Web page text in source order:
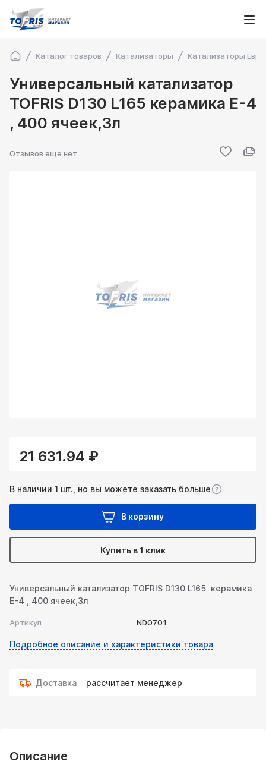
Каталог товаров Катализаторы Катализаторы
Универсальный катализатор
TOFRIS D130 L165 керамика Е-4
, 400 ячеек,3л
Отзывов еще нет
21 631.94 ₽
В наличии 1 шт., но вы можете заказать больше
В корзину
Купить в 1 клик
Универсальный катализатор TOFRIS D130 L165 керамика
Е-4 , 400 ячеек,3л
Артикул ND0701
Подробное описание и характеристики товара
Доставка рассчитает менеджер
Описание